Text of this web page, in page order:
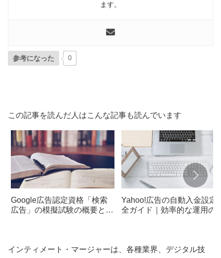
ます。
参考になった 0
この記事を読んだ人はこんな記事も読んでいます
Google広告認定資格「検索
広告」の模擬試験の概要と受
Yahoo!広告の自動入金設定
全ガイド｜効率的な運用の
インティメート・マージャーは、各種業界、デジタル技